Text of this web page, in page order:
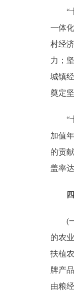
“十
一体
村经
力；
城镇
奠定
“十
加值
的贡
盖率
(一)
的农
扶植
牌产
由粮